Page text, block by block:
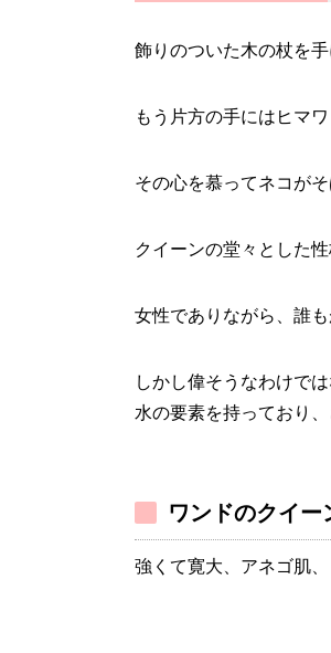
飾りのついた木の杖を
もう片方の手にはヒマ
その心を慕ってネコが
クイーンの堂々とした
女性でありながら、誰
しかし偉そうなわけで
水の要素を持っており
ワンドのクイー
強くて寛大、アネゴ肌